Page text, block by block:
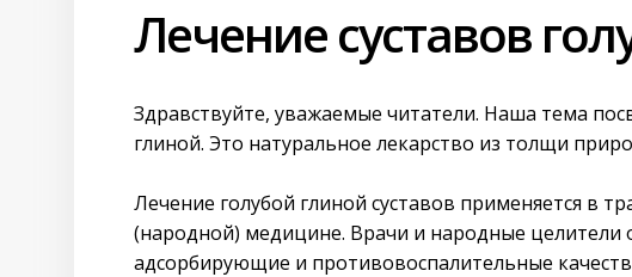
Лечение суставов
Здравствуйте, уважаемые читатели. Наша тема
глиной. Это натуральное лекарство из толщи
Лечение голубой глиной суставов применяется в
(народной) медицине. Врачи и народные целители
адсорбирующие и противовоспалительные